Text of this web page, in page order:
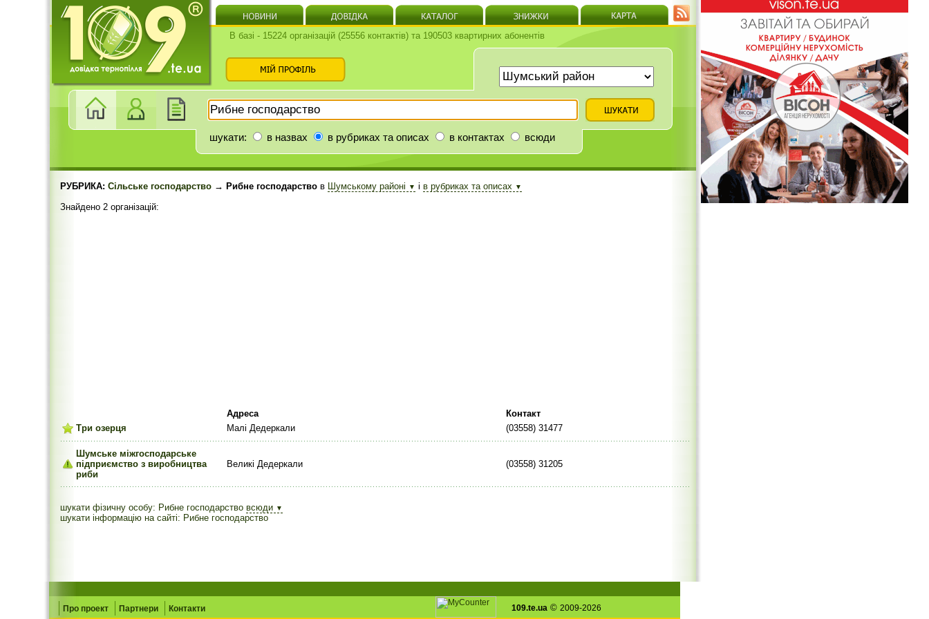
В базі - 15224 організацій (25556 контактів) та 190503 квартирних абонентів
шукати: в назвах в рубриках та описах в контактах всюди
РУБРИКА: Сільське господарство → Рибне господарство в Шумському районі ▼ і в рубриках та описах ▼
Знайдено 2 організацій:
Адреса
Контакт
Три озерця
Малі Дедеркали (03558) 31477
Шумське міжгосподарське
підприємство з виробництва
риби
Великі Дедеркали (03558) 31205
шукати фізичну особу: Рибне господарство всюди ▼
шукати інформацію на сайті: Рибне господарство
Про проект Партнери Контакти 109.te.ua © 2009-2026